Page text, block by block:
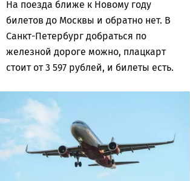
На поезда ближе к Новому году
билетов до Москвы и обратно нет. В
Санкт-Петербург добраться по
железной дороге можно, плацкарт
стоит от 3 597 рублей, и билеты есть.